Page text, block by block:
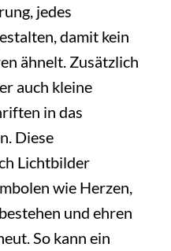
jedes
damit kein
ähnelt. Zusätzlich
auch kleine
in das
Diese
Lichtbilder
wie Herzen,
und ehren
So kann ein